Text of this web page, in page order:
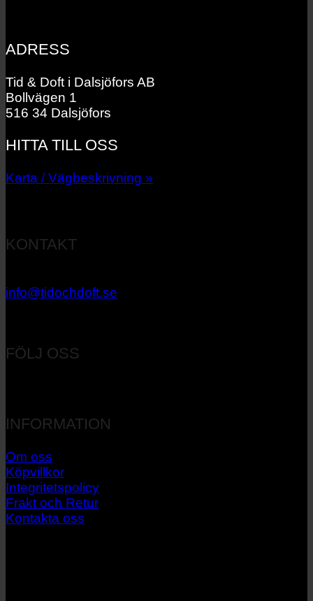
ADRESS
Tid & Doft i Dalsjöfors AB
Bollvägen 1
516 34 Dalsjöfors
HITTA TILL OSS
Karta / Vägbeskrivning »
KONTAKT
info@tidochdoft.se
FÖLJ OSS
INFORMATION
Om oss
Köpvillkor
Integritetspolicy
Frakt och Retur
Kontakta oss